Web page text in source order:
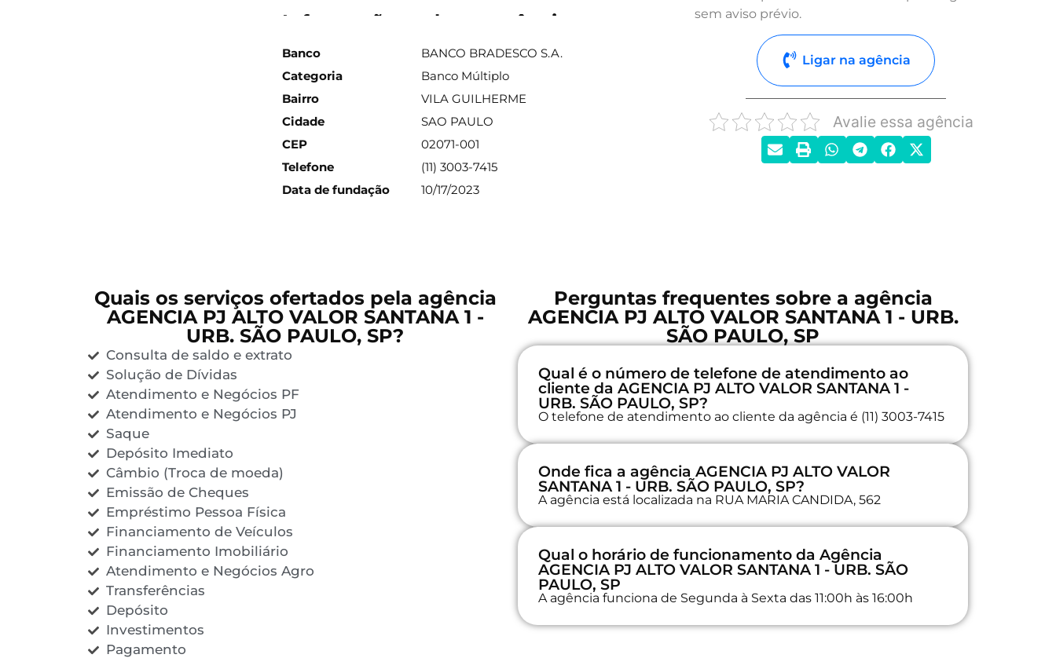
Informações sobre a agência
Banco
BANCO BRADESCO S.A.
Categoria
Banco Múltiplo
Bairro
VILA GUILHERME
Cidade
SAO PAULO
CEP
02071-001
Telefone
(11) 3003-7415
Data de fundação
10/17/2023
sem aviso prévio.
Ligar na agência
Avalie essa agência
Quais os serviços ofertados pela agência
AGENCIA PJ ALTO VALOR SANTANA 1 -
URB. SÃO PAULO, SP?
Consulta de saldo e extrato
Solução de Dívidas
Atendimento e Negócios PF
Atendimento e Negócios PJ
Saque
Depósito Imediato
Câmbio (Troca de moeda)
Emissão de Cheques
Empréstimo Pessoa Física
Financiamento de Veículos
Financiamento Imobiliário
Atendimento e Negócios Agro
Transferências
Depósito
Investimentos
Pagamento
Perguntas frequentes sobre a agência
AGENCIA PJ ALTO VALOR SANTANA 1 - URB.
SÃO PAULO, SP
Qual é o número de telefone de atendimento ao
cliente da AGENCIA PJ ALTO VALOR SANTANA 1 -
URB. SÃO PAULO, SP?
O telefone de atendimento ao cliente da agência é (11) 3003-7415
Onde fica a agência AGENCIA PJ ALTO VALOR
SANTANA 1 - URB. SÃO PAULO, SP?
A agência está localizada na RUA MARIA CANDIDA, 562
Qual o horário de funcionamento da Agência
AGENCIA PJ ALTO VALOR SANTANA 1 - URB. SÃO
PAULO, SP
A agência funciona de Segunda à Sexta das 11:00h às 16:00h